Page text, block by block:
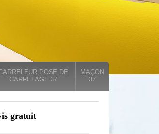
POSE DE
CARRELAGE 37
MAÇON
37
gratuit